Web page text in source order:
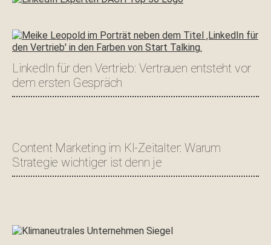
LinkedIn für den Vertrieb: Vertrauen entsteht vor
dem ersten Gespräch
Content Marketing im KI-Zeitalter: Warum
Strategie wichtiger ist denn je